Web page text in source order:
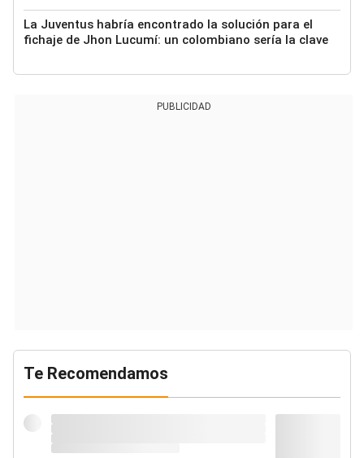
La Juventus habría encontrado la solución para el
fichaje de Jhon Lucumí: un colombiano sería la clave
PUBLICIDAD
Te Recomendamos